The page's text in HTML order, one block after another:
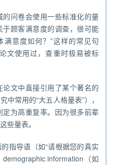
问卷会使用一些标准化的量
顾客满意度的调查，很可能
满意度如何？”这样的常见句
文使用过，查重时极易被标
文中直接引用了某个著名的
中常用的“大五人格量表”），
为高重复率。因为很多前辈
些量表。
指导语（如“请根据您的真实
information（如